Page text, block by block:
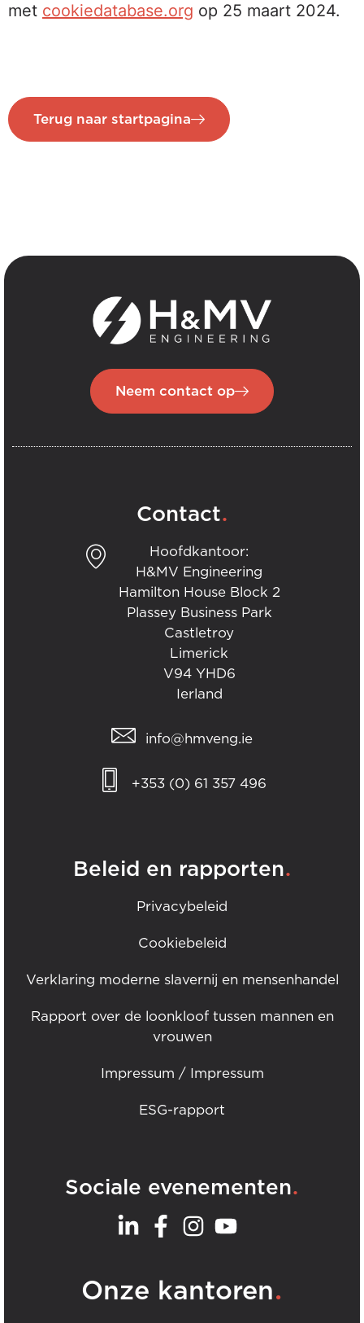
met cookiedatabase.org op 25 maart 2024.
Terug naar startpagina
Neem contact op
Contact.
Hoofdkantoor:
H&MV Engineering
Hamilton House Block 2
Plassey Business Park
Castletroy
Limerick
V94 YHD6
Ierland
info@hmveng.ie
+353 (0) 61 357 496
Beleid en rapporten.
Privacybeleid
Cookiebeleid
Verklaring moderne slavernij en mensenhandel
Rapport over de loonkloof tussen mannen en
vrouwen
Impressum / Impressum
ESG-rapport
Sociale evenementen.
Onze kantoren.